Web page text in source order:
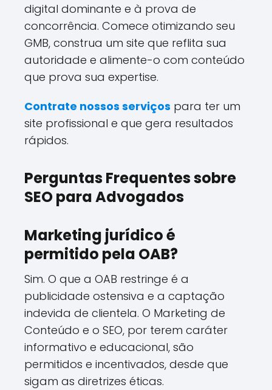
digital dominante e à prova de
concorrência. Comece otimizando seu
GMB, construa um site que reflita sua
autoridade e alimente-o com conteúdo
que prova sua expertise.
Contrate nossos serviços para ter um
site profissional e que gera resultados
rápidos.
Perguntas Frequentes sobre
SEO para Advogados
Marketing jurídico é
permitido pela OAB?
Sim. O que a OAB restringe é a
publicidade ostensiva e a captação
indevida de clientela. O Marketing de
Conteúdo e o SEO, por terem caráter
informativo e educacional, são
permitidos e incentivados, desde que
sigam as diretrizes éticas.